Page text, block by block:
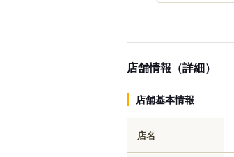
店舗情報（詳細）
店舗基本情報
店名